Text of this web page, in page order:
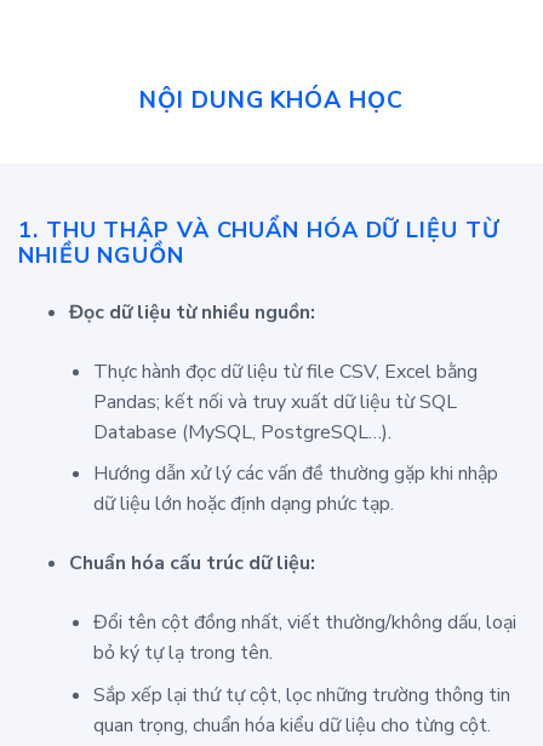
NỘI DUNG KHÓA HỌC
1. THU THẬP VÀ CHUẨN HÓA DỮ LIỆU TỪ
NHIỀU NGUỒN
Đọc dữ liệu từ nhiều nguồn:
Thực hành đọc dữ liệu từ file CSV, Excel bằng
Pandas; kết nối và truy xuất dữ liệu từ SQL
Database (MySQL, PostgreSQL…).
Hướng dẫn xử lý các vấn đề thường gặp khi nhập
dữ liệu lớn hoặc định dạng phức tạp.
Chuẩn hóa cấu trúc dữ liệu:
Đổi tên cột đồng nhất, viết thường/không dấu, loại
bỏ ký tự lạ trong tên.
Sắp xếp lại thứ tự cột, lọc những trường thông tin
quan trọng, chuẩn hóa kiểu dữ liệu cho từng cột.